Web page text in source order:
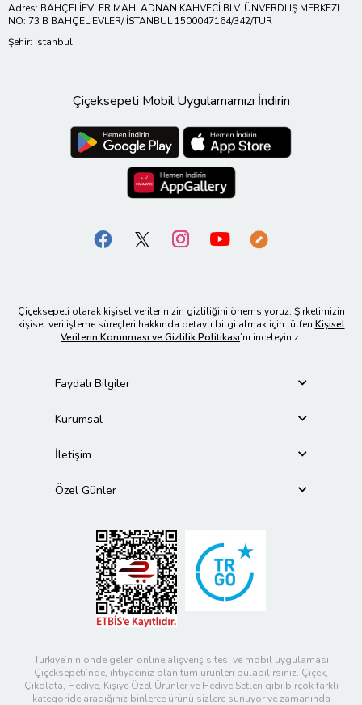
Adres: BAHÇELİEVLER MAH. ADNAN KAHVECİ BLV. ÜNVERDI IŞ MERKEZI
NO: 73 B BAHÇELİEVLER/ İSTANBUL 1500047164/342/TUR
Şehir: İstanbul
Çiçeksepeti Mobil Uygulamamızı İndirin
Çiçeksepeti olarak kişisel verilerinizin gizliliğini önemsiyoruz. Şirketimizin
kişisel veri işleme süreçleri hakkında detaylı bilgi almak için lütfen Kişisel
Verilerin Korunması ve Gizlilik Politikası’nı inceleyiniz.
Faydalı Bilgiler
Kurumsal
İletişim
Özel Günler
Türkiye’nin önde gelen online alışveriş sitesi ve mobil uygulaması
Çiçeksepeti’nde, ihtiyacınız olan tüm ürünleri bulabilirsiniz. Çiçek,
Çikolata, Hediye, Kişiye Özel Ürünler ve Hediye Setleri gibi birçok farklı
kategoride aradığınız binlerce ürünü sizlere sunuyor ve zamanında